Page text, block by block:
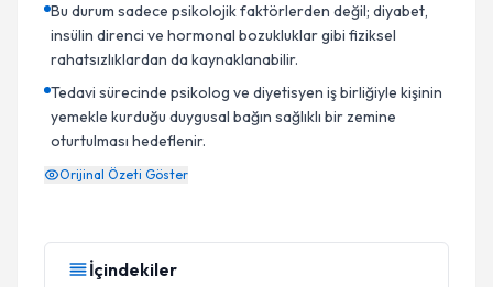
Bu durum sadece psikolojik faktörlerden değil; diyabet,
insülin direnci ve hormonal bozukluklar gibi fiziksel
rahatsızlıklardan da kaynaklanabilir.
Tedavi sürecinde psikolog ve diyetisyen iş birliğiyle kişinin
yemekle kurduğu duygusal bağın sağlıklı bir zemine
oturtulması hedeflenir.
Orijinal Özeti Göster
İçindekiler